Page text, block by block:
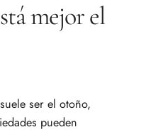
mejor el
ser el otoño,
pueden